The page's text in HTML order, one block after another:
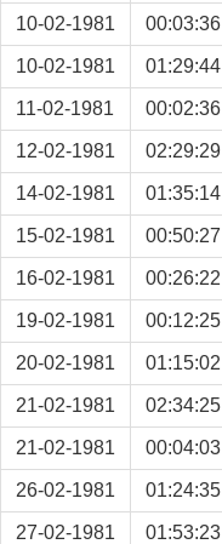
10-02-1981 00:03:36
10-02-1981 01:29:44
11-02-1981 00:02:36
12-02-1981 02:29:29
14-02-1981 01:35:14
15-02-1981 00:50:27
16-02-1981 00:26:22
19-02-1981 00:12:25
20-02-1981 01:15:02
21-02-1981 02:34:25
21-02-1981 00:04:03
26-02-1981 01:24:35
27-02-1981 01:53:23